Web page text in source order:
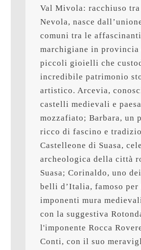
Val Mivola: racchiuso
Nevola, nasce
comuni tra le
marchigiane in provincia
piccoli gioielli che
incredibile patrimonio
artistico. Arcevia,
castelli medievali e
mozzafiato; Barbara, un
ricco di fascino e
Castelleone di Suasa,
archeologica della città
Suasa; Corinaldo, uno
belli d’Italia, famoso per
imponenti mura
con la suggestiva
l'imponente Rocca
Conti, con il suo